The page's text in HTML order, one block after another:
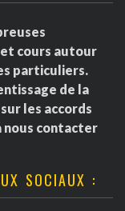
cours autour
particuliers.
de la
les accords
nous contacter
SOCIAUX :